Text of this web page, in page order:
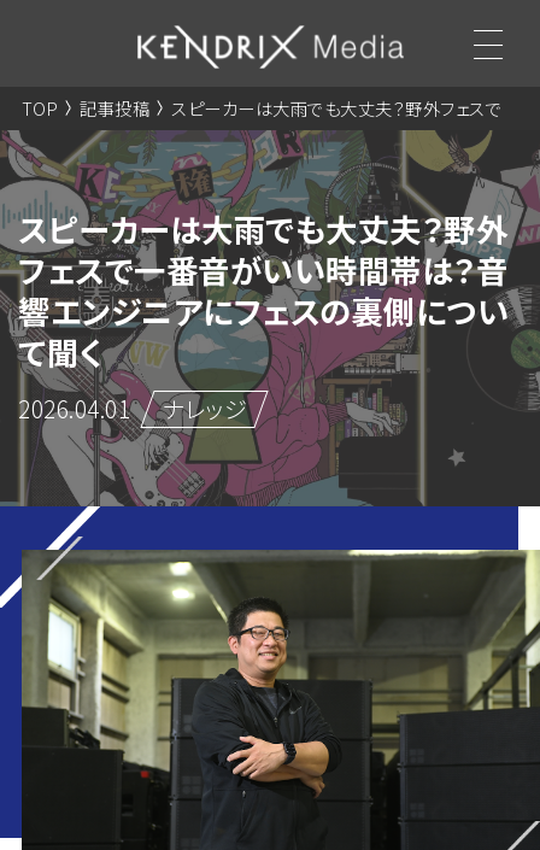
TOP 記事投稿
スピーカーは大雨でも大丈夫？野外フェスで
一番音がいい時間帯は？音響エンジニアにフェスの裏側について聞
スピーカーは大雨でも大丈夫？野外
フェスで一番音がいい時間帯は？音
響エンジニアにフェスの裏側につい
て聞く
2026.04.01 ナレッジ